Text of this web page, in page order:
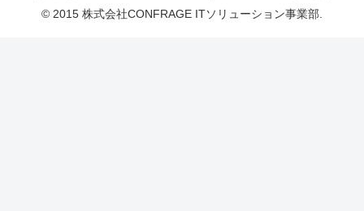
© 2015 株式会社CONFRAGE ITソリューション事業部.